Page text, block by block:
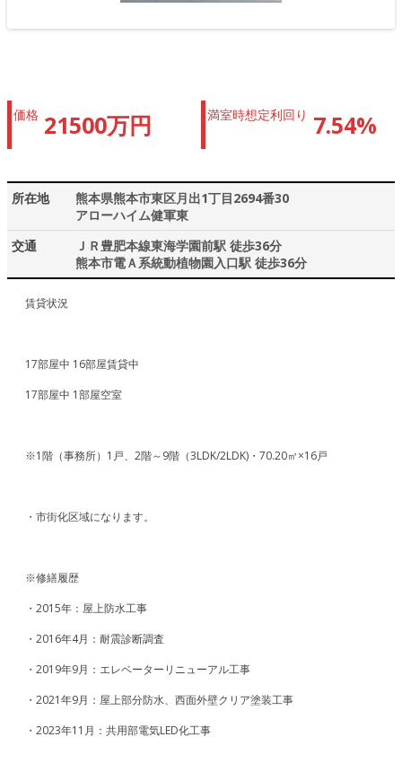
価格 21500万円 満室時想定利回り 7.54%
所在地
熊本県熊本市東区月出1丁目2694番30
アローハイム健軍東
交通
ＪＲ豊肥本線東海学園前駅 徒歩36分
熊本市電Ａ系統動植物園入口駅 徒歩36分
賃貸状況
17部屋中 16部屋賃貸中
17部屋中 1部屋空室
※1階（事務所）1戸、2階～9階（3LDK/2LDK)・70.20㎡×16戸
・市街化区域になります。
※修繕履歴
・2015年：屋上防水工事
・2016年4月：耐震診断調査
・2019年9月：エレベーターリニューアル工事
・2021年9月：屋上部分防水、西面外壁クリア塗装工事
・2023年11月：共用部電気LED化工事